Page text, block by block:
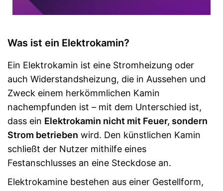
Was ist ein Elektrokamin?
Ein Elektrokamin ist eine Stromheizung oder
auch Widerstandsheizung, die in Aussehen und
Zweck einem herkömmlichen Kamin
nachempfunden ist – mit dem Unterschied ist,
dass ein Elektrokamin nicht mit Feuer, sondern
Strom betrieben wird. Den künstlichen Kamin
schließt der Nutzer mithilfe eines
Festanschlusses an eine Steckdose an.
Elektrokamine bestehen aus einer Gestellform,